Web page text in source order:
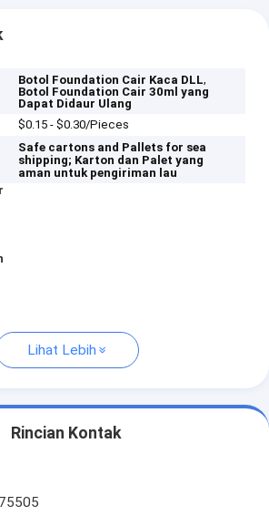
Botol Foundation Cair Kaca DLL,
Botol Foundation Cair 30ml yang
Dapat Didaur Ulang
$0.15 - $0.30/Pieces
Safe cartons and Pallets for sea
shipping; Karton dan Palet yang
aman untuk pengiriman lau
Lihat Lebih
Rincian Kontak